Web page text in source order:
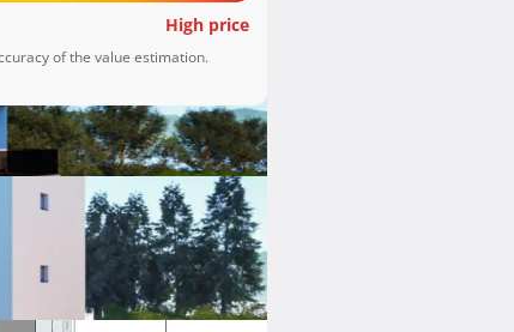
High price
of the value estimation.
jedinice, u dvije
i kvalitetno